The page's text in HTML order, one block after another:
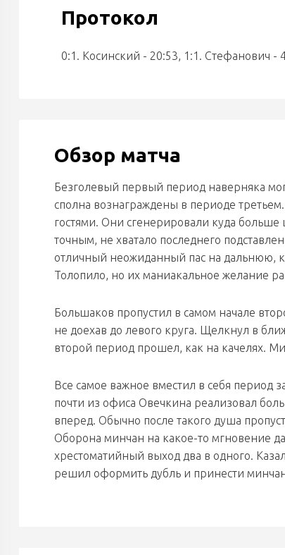
Протокол
0:1. Косинский - 20:53, 1:1. Стефанович -
Обзор матча
Безголевый первый период наверняка
сполна вознаграждены в периоде
гостями. Они сгенерировали куда больше
точным, не хватало последнего
отличный неожиданный пас на дальнюю,
Толопило, но их маниакальное желание
Большаков пропустил в самом начале
не доехав до левого круга. Щелкнул в
второй период прошел, как на качелях.
Все самое важное вместил в себя период
почти из офиса Овечкина реализовал
вперед. Обычно после такого душа
Оборона минчан на какое-то мгновение
хрестоматийный выход два в одного.
решил оформить дубль и принести